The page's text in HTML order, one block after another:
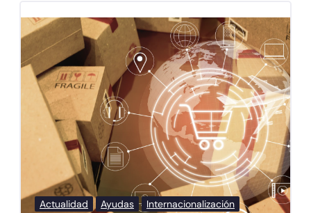
Actualidad Ayudas Internacionalización